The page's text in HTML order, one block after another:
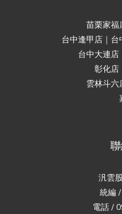
苗栗家福
台中逢甲店｜
台中大連店
彰化店
雲林斗六
汎雲
統編
電話 /